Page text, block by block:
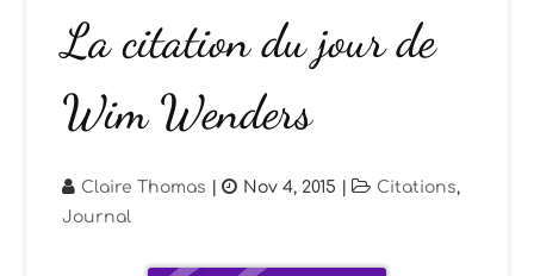
La citation du jour de
Wim Wenders
Claire Thomas | Nov 4, 2015 | Citations,
Journal